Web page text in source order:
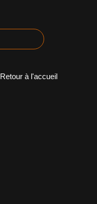
Retour à l'accueil